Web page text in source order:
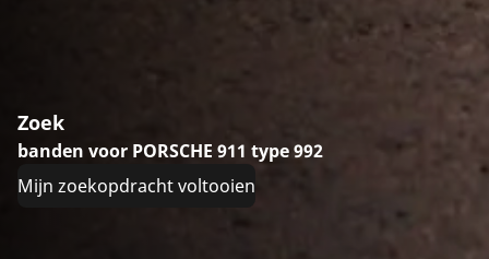
Zoek
banden voor PORSCHE 911 type 992
Mijn zoekopdracht voltooien